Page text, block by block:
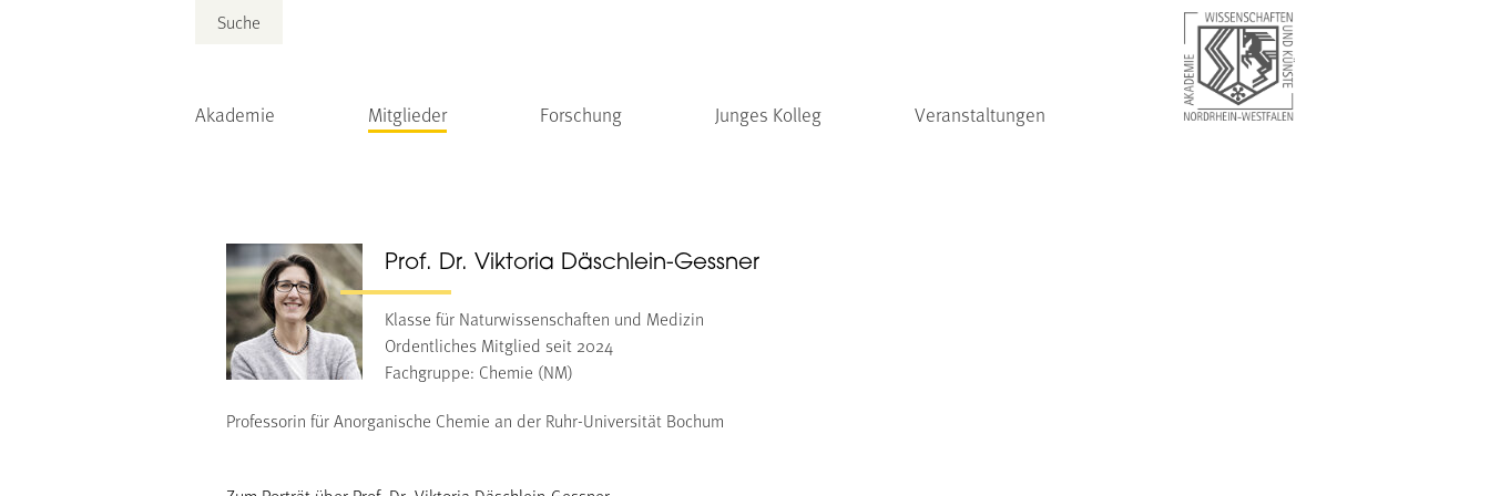
Suche
Akademie Mitglieder Forschung Junges Kolleg Veranstaltungen
Prof. Dr. Viktoria Däschlein-Gessner
Klasse für Naturwissenschaften und Medizin
Ordentliches Mitglied seit 2024
Fachgruppe: Chemie (NM)
Professorin für Anorganische Chemie an der Ruhr-Universität Bochum